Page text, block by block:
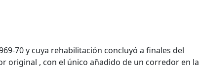
70 y cuya rehabilitación concluyó a finales del
original , con el único añadido de un corredor en la